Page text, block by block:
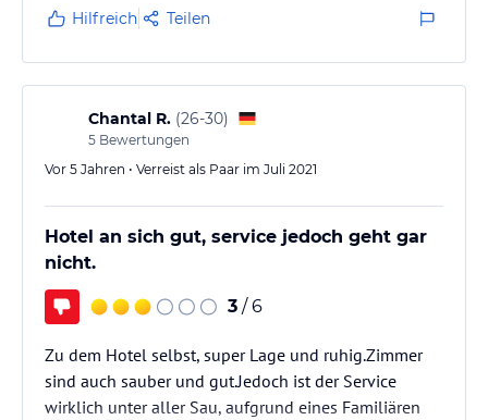
Hilfreich Teilen
Chantal R. (26-30)
5 Bewertungen
Vor 5 Jahren • Verreist als Paar im Juli 2021
Hotel an sich gut, service jedoch geht gar
nicht.
3 / 6
Zu dem Hotel selbst, super Lage und ruhig.Zimmer
sind auch sauber und gut.Jedoch ist der Service
wirklich unter aller Sau, aufgrund eines Familiären